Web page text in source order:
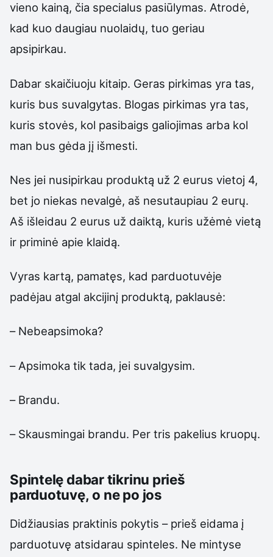
vieno kainą, čia specialus pasiūlymas. Atrodė,
kad kuo daugiau nuolaidų, tuo geriau
apsipirkau.
Dabar skaičiuoju kitaip. Geras pirkimas yra tas,
kuris bus suvalgytas. Blogas pirkimas yra tas,
kuris stovės, kol pasibaigs galiojimas arba kol
man bus gėda jį išmesti.
Nes jei nusipirkau produktą už 2 eurus vietoj 4,
bet jo niekas nevalgė, aš nesutaupiau 2 eurų.
Aš išleidau 2 eurus už daiktą, kuris užėmė vietą
ir priminė apie klaidą.
Vyras kartą, pamatęs, kad parduotuvėje
padėjau atgal akcijinį produktą, paklausė:
– Nebeapsimoka?
– Apsimoka tik tada, jei suvalgysim.
– Brandu.
– Skausmingai brandu. Per tris pakelius kruopų.
Spintelę dabar tikrinu prieš
parduotuvę, o ne po jos
Didžiausias praktinis pokytis – prieš eidama į
parduotuvę atsidarau spinteles. Ne mintyse